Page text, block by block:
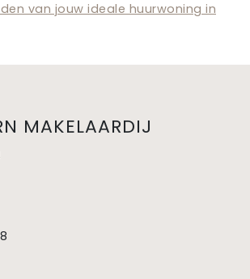
van jouw ideale huurwoning in
MAKELAARDIJ